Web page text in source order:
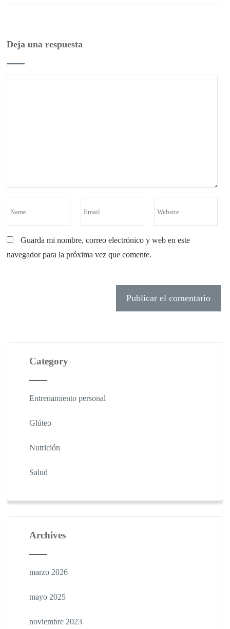
Deja una respuesta
Guarda mi nombre, correo electrónico y web en este
navegador para la próxima vez que comente.
Category
Entrenamiento personal
Glúteo
Nutrición
Salud
Archives
marzo 2026
mayo 2025
noviembre 2023